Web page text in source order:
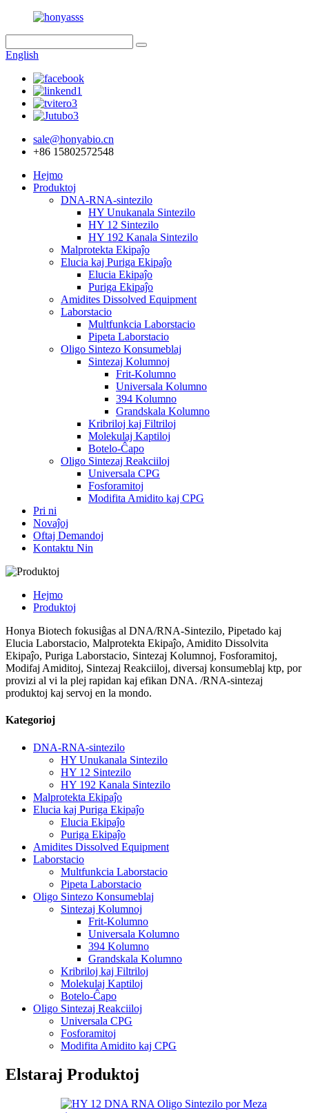
English
sale@honyabio.cn
+86 15802572548
Hejmo
Produktoj
DNA-RNA-sintezilo
HY Unukanala Sintezilo
HY 12 Sintezilo
HY 192 Kanala Sintezilo
Malprotekta Ekipaĵo
Elucia kaj Puriga Ekipaĵo
Elucia Ekipaĵo
Puriga Ekipaĵo
Amidites Dissolved Equipment
Laborstacio
Multfunkcia Laborstacio
Pipeta Laborstacio
Oligo Sintezo Konsumeblaj
Sintezaj Kolumnoj
Frit-Kolumno
Universala Kolumno
394 Kolumno
Grandskala Kolumno
Kribriloj kaj Filtriloj
Molekulaj Kaptiloj
Botelo-Ĉapo
Oligo Sintezaj Reakciiloj
Universala CPG
Fosforamitoj
Modifita Amidito kaj CPG
Pri ni
Novaĵoj
Oftaj Demandoj
Kontaktu Nin
Hejmo
Produktoj
Honya Biotech fokusiĝas al DNA/RNA-Sintezilo, Pipetado kaj
Elucia Laborstacio, Malprotekta Ekipaĵo, Amidito Dissolvita
Ekipaĵo, Puriga Laborstacio, Sintezaj Kolumnoj, Fosforamitoj,
Modifaj Amiditoj, Sintezaj Reakciiloj, diversaj konsumeblaj ktp, por
provizi al vi la plej rapidan kaj efikan DNA. /RNA-sintezaj
produktoj kaj servoj en la mondo.
Kategorioj
DNA-RNA-sintezilo
HY Unukanala Sintezilo
HY 12 Sintezilo
HY 192 Kanala Sintezilo
Malprotekta Ekipaĵo
Elucia kaj Puriga Ekipaĵo
Elucia Ekipaĵo
Puriga Ekipaĵo
Amidites Dissolved Equipment
Laborstacio
Multfunkcia Laborstacio
Pipeta Laborstacio
Oligo Sintezo Konsumeblaj
Sintezaj Kolumnoj
Frit-Kolumno
Universala Kolumno
394 Kolumno
Grandskala Kolumno
Kribriloj kaj Filtriloj
Molekulaj Kaptiloj
Botelo-Ĉapo
Oligo Sintezaj Reakciiloj
Universala CPG
Fosforamitoj
Modifita Amidito kaj CPG
Elstaraj Produktoj